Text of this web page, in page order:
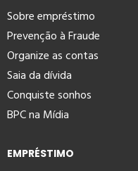
Sobre empréstimo
Prevenção à Fraude
Organize as contas
Saia da dívida
Conquiste sonhos
BPC na Mídia
EMPRÉSTIMO